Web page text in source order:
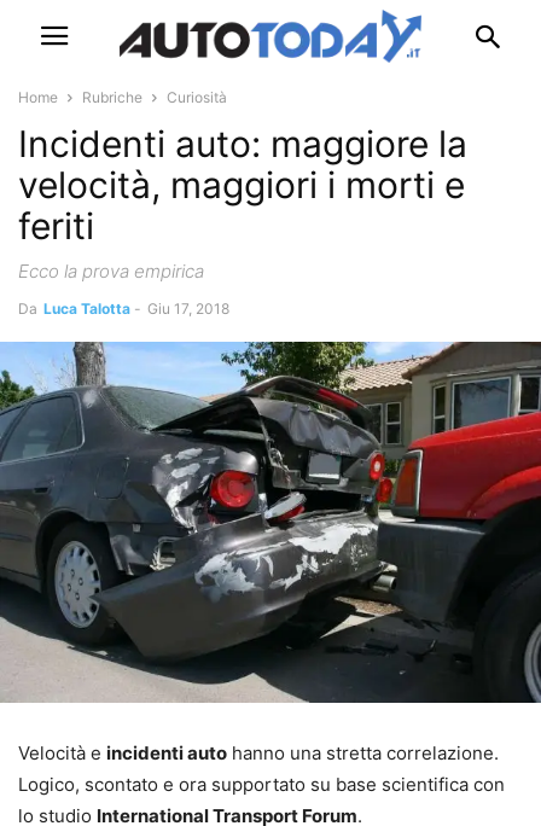
Home Rubriche Curiosità
Incidenti auto: maggiore la
velocità, maggiori i morti e
feriti
Ecco la prova empirica
Da Luca Talotta - Giu 17, 2018
Velocità e incidenti auto hanno una stretta correlazione.
Logico, scontato e ora supportato su base scientifica con
lo studio International Transport Forum.